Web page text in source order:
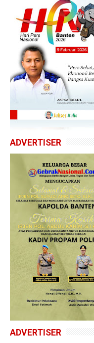
ADVERTISER
ADVERTISER